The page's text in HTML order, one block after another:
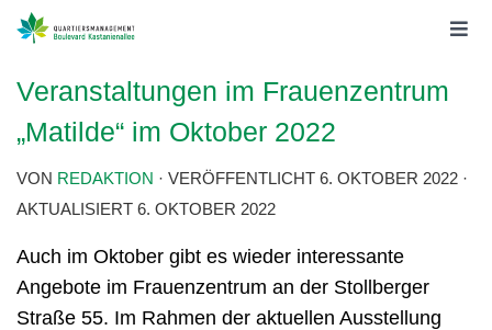
Veranstaltungen im Frauenzentrum
„Matilde“ im Oktober 2022
VON REDAKTION · VERÖFFENTLICHT 6. OKTOBER 2022 ·
AKTUALISIERT 6. OKTOBER 2022
Auch im Oktober gibt es wieder interessante
Angebote im Frauenzentrum an der Stollberger
Straße 55. Im Rahmen der aktuellen Ausstellung